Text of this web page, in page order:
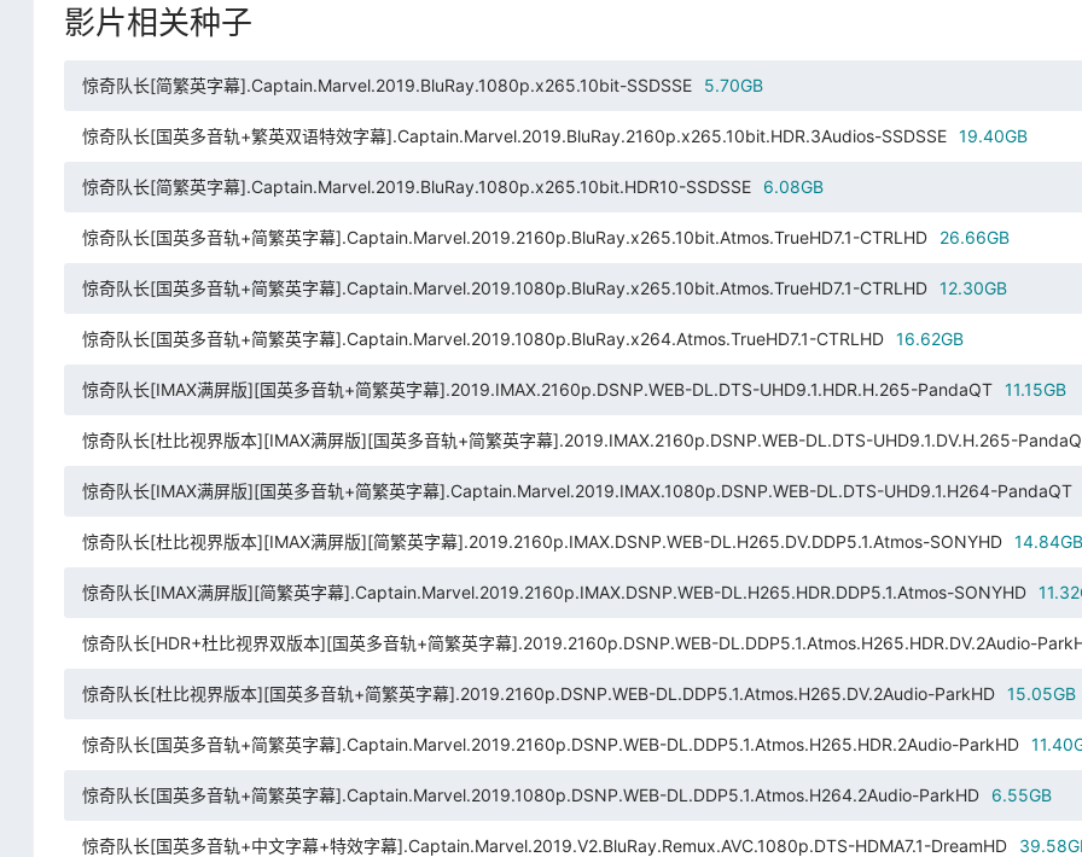
影片相关种子
惊奇队长[简繁英字幕].Captain.Marvel.2019.BluRay.1080p.x265.10bit-SSDSSE 5.70GB
惊奇队长[国英多音轨+繁英双语特效字幕].Captain.Marvel.2019.BluRay.2160p.x265.10bit.HDR.3Audios-SSDSSE 19.40GB
惊奇队长[简繁英字幕].Captain.Marvel.2019.BluRay.1080p.x265.10bit.HDR10-SSDSSE 6.08GB
惊奇队长[国英多音轨+简繁英字幕].Captain.Marvel.2019.2160p.BluRay.x265.10bit.Atmos.TrueHD7.1-CTRLHD 26.66GB
惊奇队长[国英多音轨+简繁英字幕].Captain.Marvel.2019.1080p.BluRay.x265.10bit.Atmos.TrueHD7.1-CTRLHD 12.30GB
惊奇队长[国英多音轨+简繁英字幕].Captain.Marvel.2019.1080p.BluRay.x264.Atmos.TrueHD7.1-CTRLHD 16.62GB
惊奇队长[IMAX满屏版][国英多音轨+简繁英字幕].2019.IMAX.2160p.DSNP.WEB-DL.DTS-UHD9.1.HDR.H.265-PandaQT 11.15GB
惊奇队长[杜比视界版本][IMAX满屏版][国英多音轨+简繁英字幕].2019.IMAX.2160p.DSNP.WEB-DL.DTS-UHD9.1.DV.H.265-
惊奇队长[IMAX满屏版][国英多音轨+简繁英字幕].Captain.Marvel.2019.IMAX.1080p.DSNP.WEB-DL.DTS-UHD9.1.H264-PandaQT
惊奇队长[杜比视界版本][IMAX满屏版][简繁英字幕].2019.2160p.IMAX.DSNP.WEB-DL.H265.DV.DDP5.1.Atmos-SONYHD 14.84GB
惊奇队长[IMAX满屏版][简繁英字幕].Captain.Marvel.2019.2160p.IMAX.DSNP.WEB-DL.H265.HDR.DDP5.1.Atmos-SONYHD
惊奇队长[HDR+杜比视界双版本][国英多音轨+简繁英字幕].2019.2160p.DSNP.WEB-DL.DDP5.1.Atmos.H265.HDR.DV.2Audio-
惊奇队长[杜比视界版本][国英多音轨+简繁英字幕].2019.2160p.DSNP.WEB-DL.DDP5.1.Atmos.H265.DV.2Audio-ParkHD 15.05GB
惊奇队长[国英多音轨+简繁英字幕].Captain.Marvel.2019.2160p.DSNP.WEB-DL.DDP5.1.Atmos.H265.HDR.2Audio-ParkHD
惊奇队长[国英多音轨+简繁英字幕].Captain.Marvel.2019.1080p.DSNP.WEB-DL.DDP5.1.Atmos.H264.2Audio-ParkHD 6.55GB
惊奇队长[国英多音轨+中文字幕+特效字幕].Captain.Marvel.2019.V2.BluRay.Remux.AVC.1080p.DTS-HDMA7.1-DreamHD